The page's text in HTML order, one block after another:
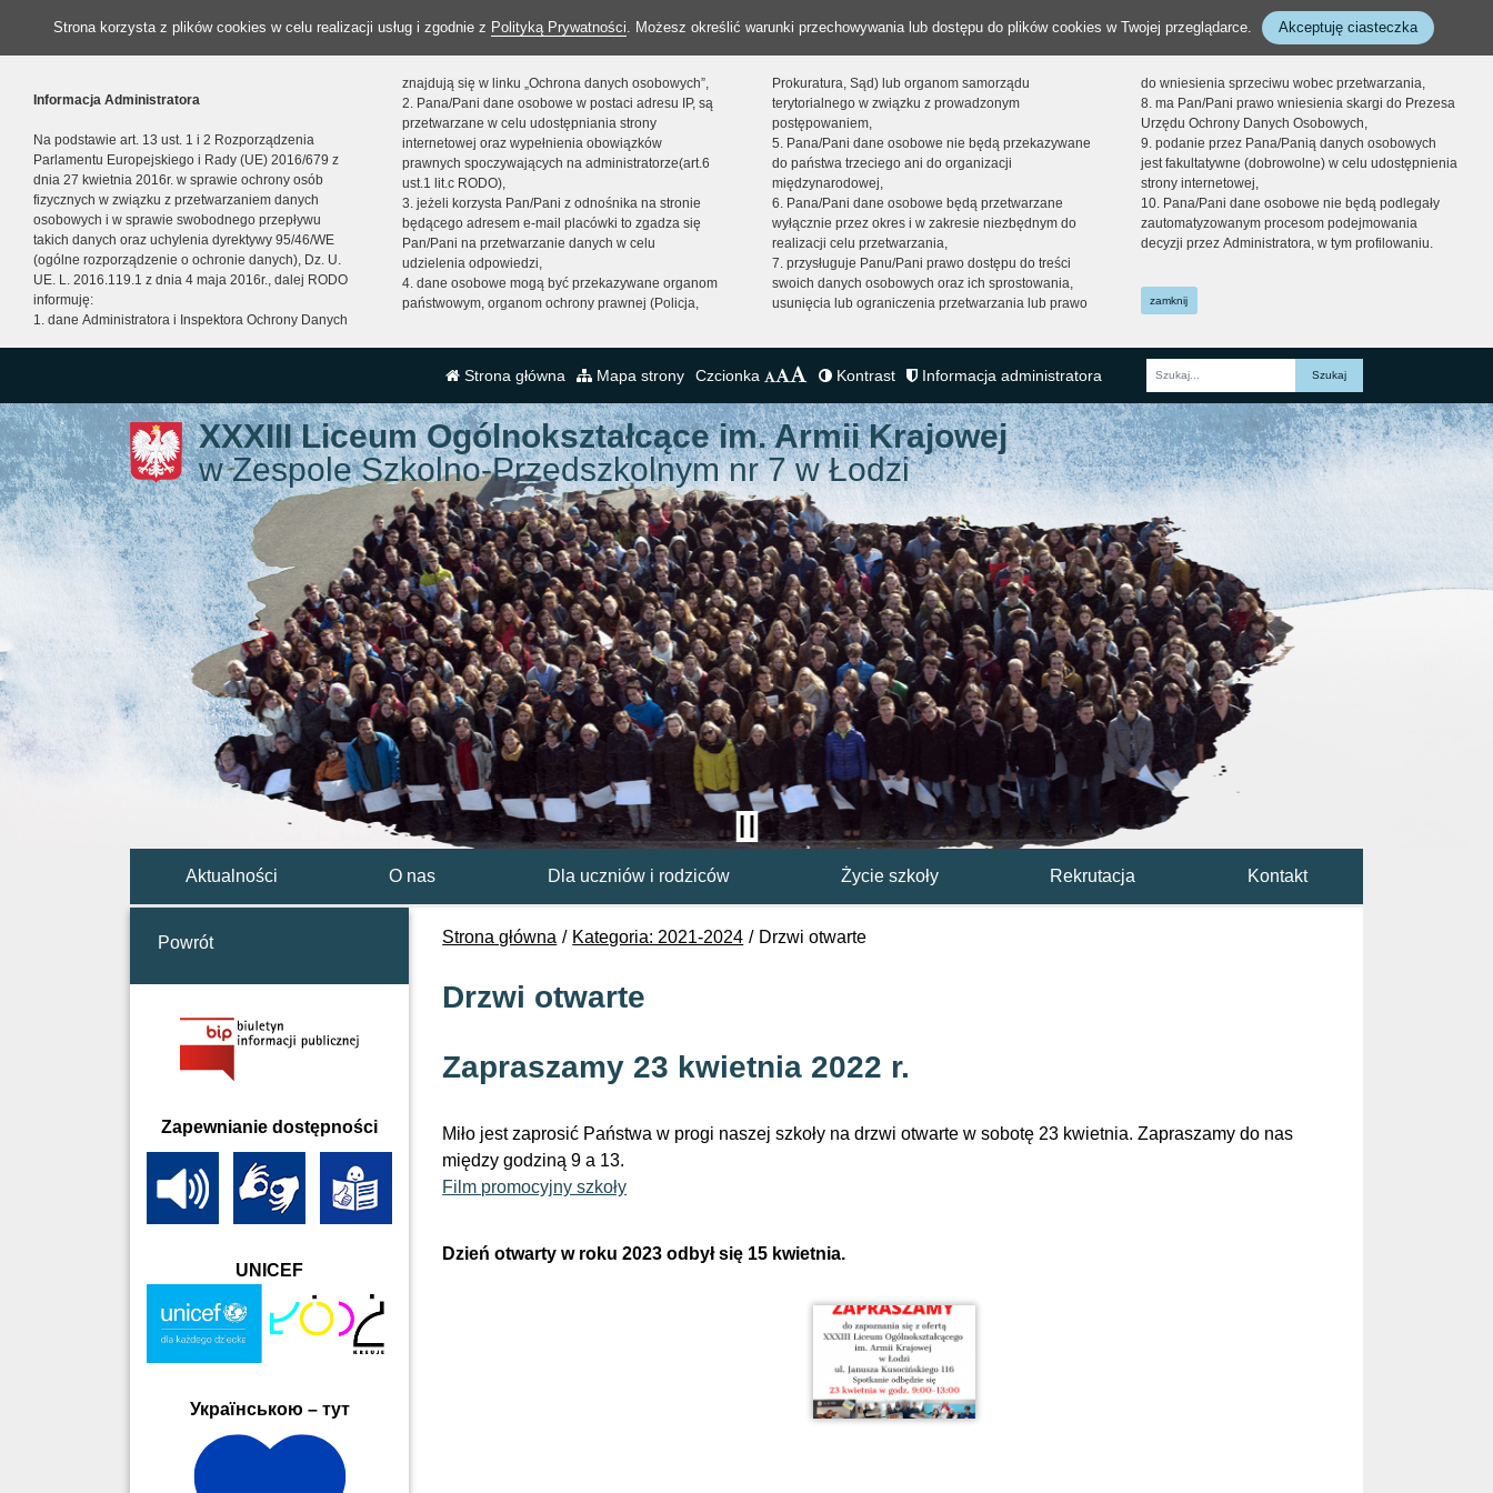
Strona korzysta z plików cookies w celu realizacji usług i zgodnie z Polityką Prywatności. Możesz określić warunki przechowywania lub dostępu do plików cookies w Twojej przeglądarce. Akceptuję ciasteczka
Informacja Administratora
Na podstawie art. 13 ust. 1 i 2 Rozporządzenia
Parlamentu Europejskiego i Rady (UE) 2016/679 z
dnia 27 kwietnia 2016r. w sprawie ochrony osób
fizycznych w związku z przetwarzaniem danych
osobowych i w sprawie swobodnego przepływu
takich danych oraz uchylenia dyrektywy 95/46/WE
(ogólne rozporządzenie o ochronie danych), Dz. U.
UE. L. 2016.119.1 z dnia 4 maja 2016r., dalej RODO
informuję:
1. dane Administratora i Inspektora Ochrony Danych
znajdują się w linku „Ochrona danych osobowych”,
2. Pana/Pani dane osobowe w postaci adresu IP, są
przetwarzane w celu udostępniania strony
internetowej oraz wypełnienia obowiązków
prawnych spoczywających na administratorze(art.6
ust.1 lit.c RODO),
3. jeżeli korzysta Pan/Pani z odnośnika na stronie
będącego adresem e-mail placówki to zgadza się
Pan/Pani na przetwarzanie danych w celu
udzielenia odpowiedzi,
4. dane osobowe mogą być przekazywane organom
państwowym, organom ochrony prawnej (Policja,
Prokuratura, Sąd) lub organom samorządu
terytorialnego w związku z prowadzonym
postępowaniem,
5. Pana/Pani dane osobowe nie będą przekazywane
do państwa trzeciego ani do organizacji
międzynarodowej,
6. Pana/Pani dane osobowe będą przetwarzane
wyłącznie przez okres i w zakresie niezbędnym do
realizacji celu przetwarzania,
7. przysługuje Panu/Pani prawo dostępu do treści
swoich danych osobowych oraz ich sprostowania,
usunięcia lub ograniczenia przetwarzania lub prawo
do wniesienia sprzeciwu wobec przetwarzania,
8. ma Pan/Pani prawo wniesienia skargi do Prezesa
Urzędu Ochrony Danych Osobowych,
9. podanie przez Pana/Panią danych osobowych
jest fakultatywne (dobrowolne) w celu udostępnienia
strony internetowej,
10. Pana/Pani dane osobowe nie będą podlegały
zautomatyzowanym procesom podejmowania
decyzji przez Administratora, w tym profilowaniu.
zamknij
Strona główna Mapa strony Czcionka Kontrast Informacja administratora
Fraza
XXXIII Liceum Ogólnokształcąceim. Armii Krajowej
w Zespole Szkolno-Przedszkolnym nr 7 w Łodzi
Aktualności O nas Dla uczniów i rodziców Życie szkoły Rekrutacja Kontakt
Strona główna Kategoria: 2021-2024 Drzwi otwarte
Drzwi otwarte
Zapraszamy 23 kwietnia 2022 r.
Miło jest zaprosić Państwa w progi naszej szkoły na drzwi otwarte w sobotę 23 kwietnia. Zapraszamy do nas
między godziną 9 a 13.
Film promocyjny szkoły
Dzień otwarty w roku 2023 odbył się 15 kwietnia.
Powrót
Zapewnianie dostępności
UNICEF
Українською – тут